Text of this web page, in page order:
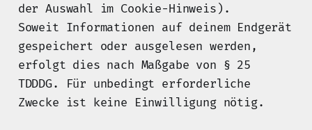
der Auswahl im Cookie-Hinweis).
Soweit Informationen auf deinem Endgerät
gespeichert oder ausgelesen werden,
erfolgt dies nach Maßgabe von § 25
TDDDG. Für unbedingt erforderliche
Zwecke ist keine Einwilligung nötig.